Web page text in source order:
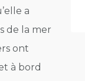
a
de la mer
ont
à bord